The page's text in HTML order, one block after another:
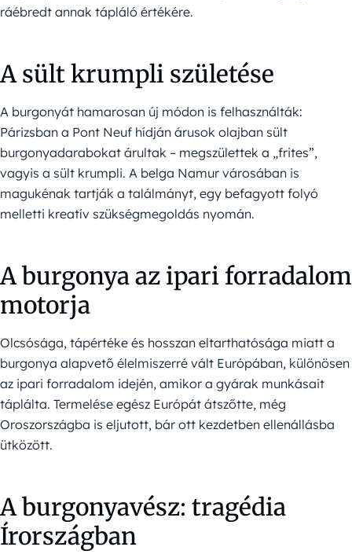
ráébredt annak tápláló értékére.
A sült krumpli születése
A burgonyát hamarosan új módon is felhasználták:
Párizsban a Pont Neuf hídján árusok olajban sült
burgonyadarabokat árultak – megszülettek a „frites”,
vagyis a sült krumpli. A belga Namur városában is
magukénak tartják a találmányt, egy befagyott folyó
melletti kreatív szükségmegoldás nyomán.
A burgonya az ipari forradalom
motorja
Olcsósága, tápértéke és hosszan eltarthatósága miatt a
burgonya alapvető élelmiszerré vált Európában, különösen
az ipari forradalom idején, amikor a gyárak munkásait
táplálta. Termelése egész Európát átszőtte, még
Oroszországba is eljutott, bár ott kezdetben ellenállásba
ütközött.
A burgonyavész: tragédia
Írországban